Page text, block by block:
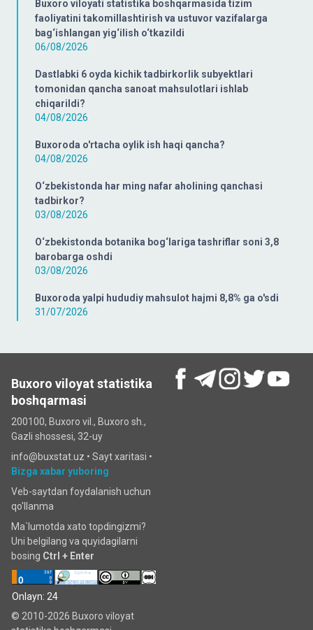
Buxoro viloyati statistika boshqarmasida tizim
faoliyatini takomillashtirish va ustuvor vazifalarga
bag‘ishlangan yig‘ilish o‘tkazildi
06/08/2026
Dastlabki 6 oyda kichik tadbirkorlik subyektlari
tomonidan qancha sanoat mahsulotlari ishlab
chiqarildi?
04/08/2026
Buxoroda o'rtacha oylik ish haqi qancha?
04/08/2026
O‘zbekistonda har ming nafar aholining qanchasi
tadbirkor?
03/08/2026
O‘zbekistonda botanika bog‘lariga tashriflar soni 3,8
barobarga oshdi
03/08/2026
Buxoroda yalpi hududiy mahsulot hajmi 8,8% ga o'sdi
31/07/2026
Buxoro viloyat statistika
boshqarmasi
200100, Buxoro vil., Buxoro sh.,
Gazli shossesi, 32-uy
info@buxstat.uz • Sayt xaritasi •
Bizga xabar yuboring
Veb-saytdan foydalanish uchun
qo'llanma
Ma`lumotda xato topdingizmi?
Uni belgilang va quyidagilarni
bosing Ctrl + Enter
Onlayn: 24
© 2010-2026 Buxoro viloyat